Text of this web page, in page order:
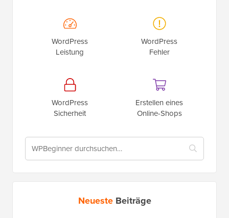
WordPress
Leistung
WordPress
Fehler
WordPress
Sicherheit
Erstellen eines
Online-Shops
Neueste Beiträge